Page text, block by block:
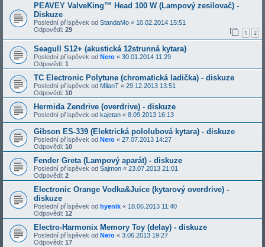
PEAVEY ValveKing™ Head 100 W (Lampový zesilovač) -
Diskuze
Poslední příspěvek od StandaMo « 10.02.2014 15:51
Odpovědi: 29 1 2
Seagull S12+ (akustická 12strunná kytara)
Poslední příspěvek od Nero « 30.01.2014 11:29
Odpovědi: 1
TC Electronic Polytune (chromatická ladička) - diskuze
Poslední příspěvek od MilanT « 29.12.2013 13:51
Odpovědi: 10
Hermida Zendrive (overdrive) - diskuze
Poslední příspěvek od kajetan « 8.09.2013 16:13
Gibson ES-339 (Elektrická pololubová kytara) - diskuze
Poslední příspěvek od Nero « 27.07.2013 14:27
Odpovědi: 10
Fender Greta (Lampový aparát) - diskuze
Poslední příspěvek od Sajmon « 23.07.2013 21:01
Odpovědi: 2
Electronic Orange Vodka&Juice (kytarový overdrive) -
diskuze
Poslední příspěvek od hyenik « 18.06.2013 11:40
Odpovědi: 12
Electro-Harmonix Memory Toy (delay) - diskuze
Poslední příspěvek od Nero « 3.06.2013 19:27
Odpovědi: 17